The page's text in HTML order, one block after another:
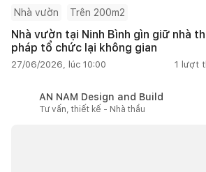
Nhà vườn Trên 200m2
Nhà vườn tại Ninh Bình gìn giữ nhà
pháp tổ chức lại không gian
27/06/2026, lúc 10:00 1 lượt
AN NAM Design and Build
Tư vấn, thiết kế - Nhà thầu